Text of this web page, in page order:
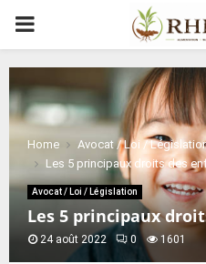
PRIMARY
MENU
Home
Avocat / Loi /
Les 5 principaux droits des
Avocat / Loi / Législation
Les 5 principaux
24 août 2022 0 1601